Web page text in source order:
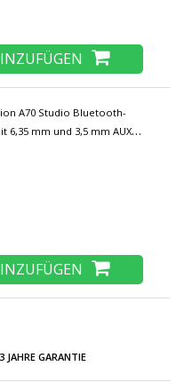
A70 Studio Bluetooth-
6,35 mm und 3,5 mm AUX-
mit Mikrofon DJ-
AUSWAHL